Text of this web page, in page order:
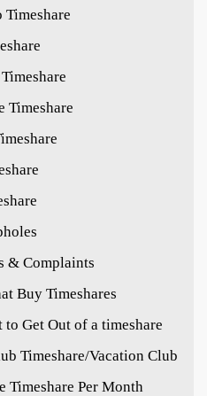
Timeshare
& Complaints
Buy Timeshares
Get Out of a timeshare
Timeshare/Vacation Club
Timeshare Per Month